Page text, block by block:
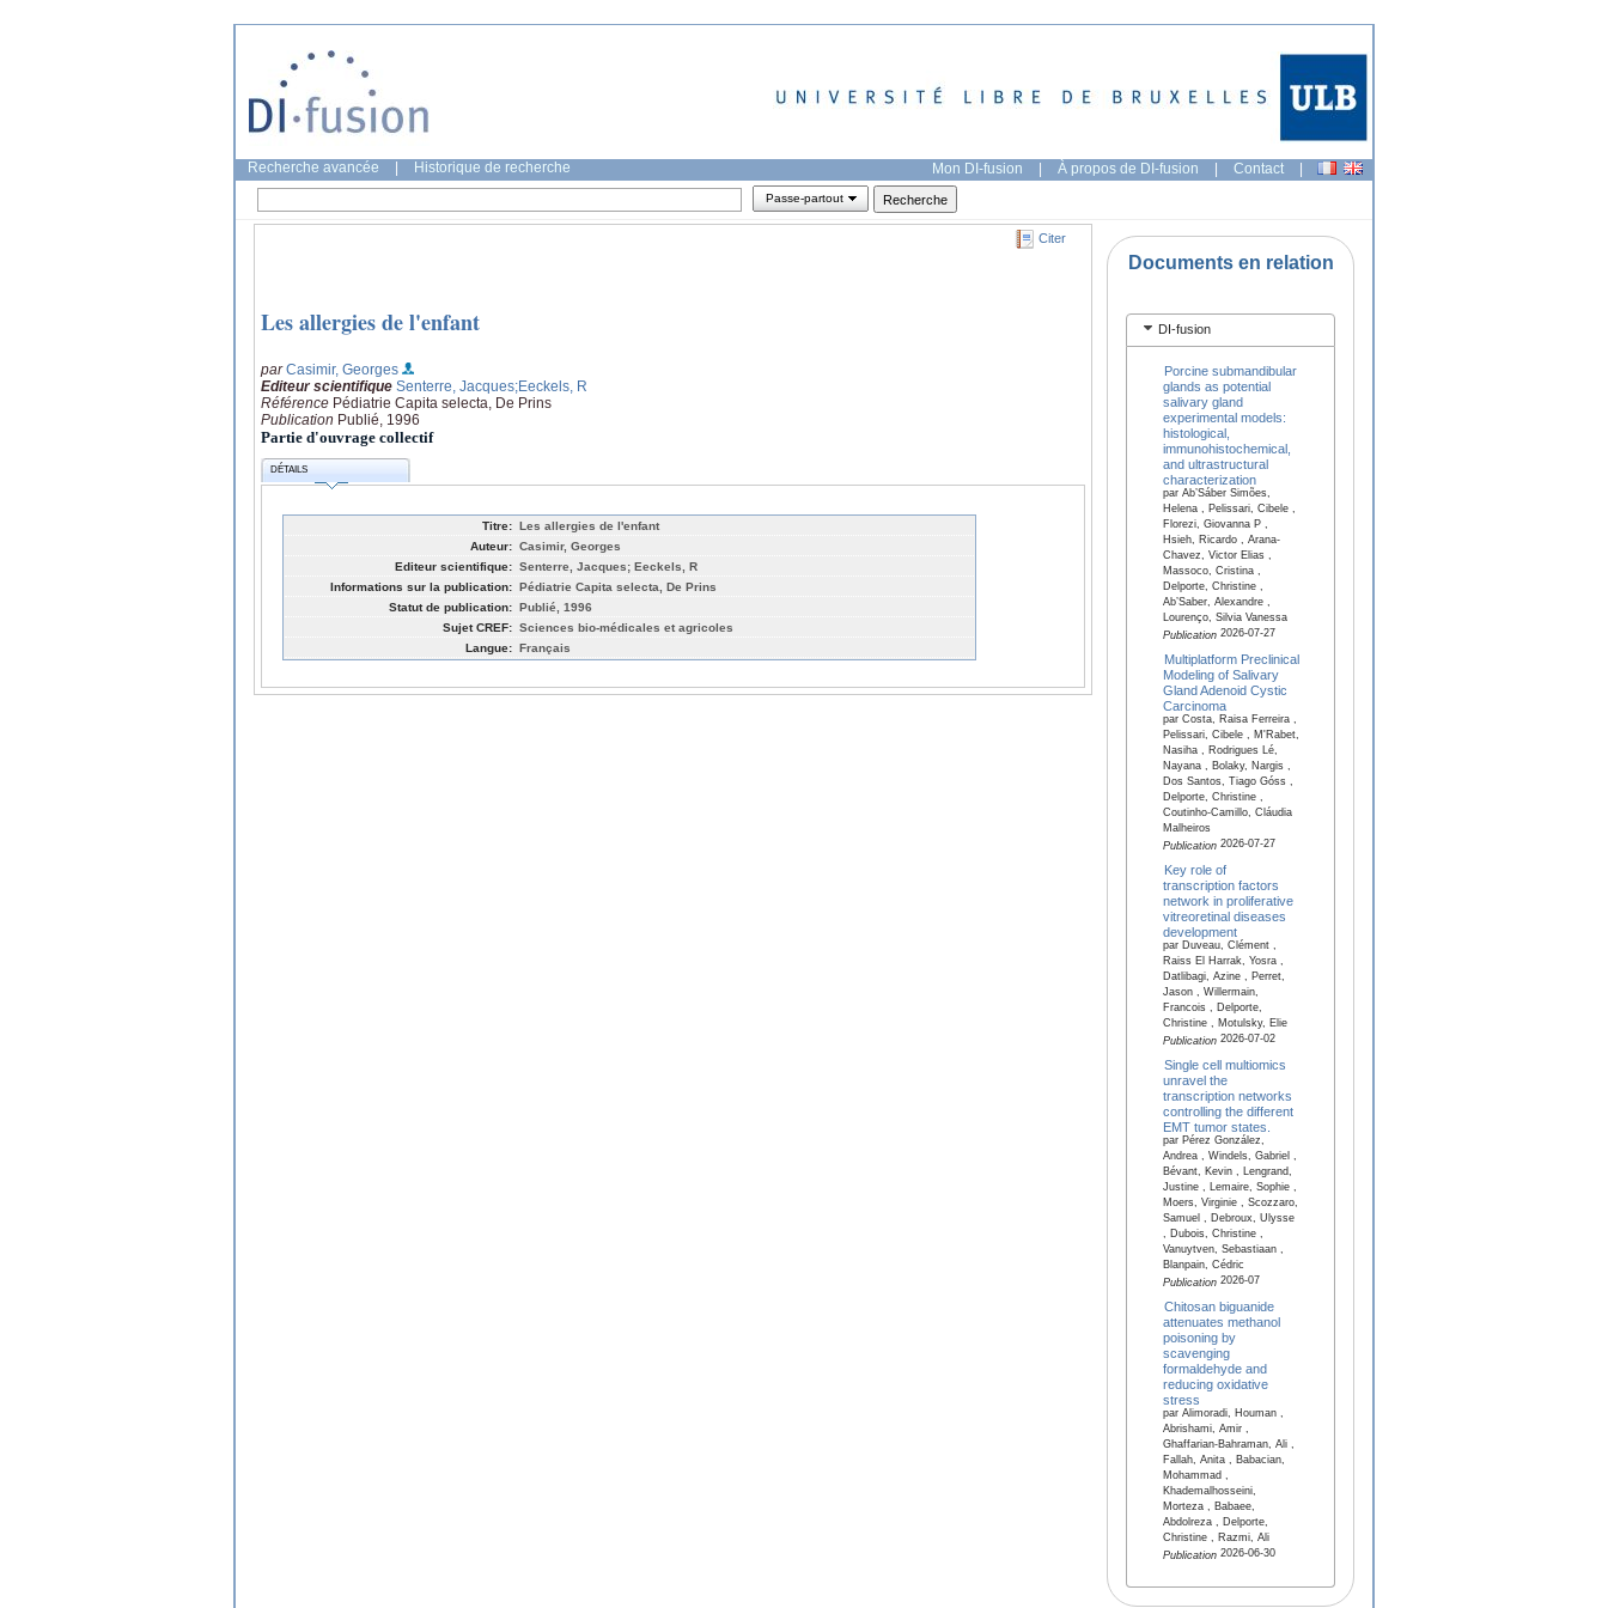
Recherche avancée Historique de recherche Mon DI-fusion | À propos de DI-fusion | Contact |
Passe-partout
Citer
Les allergies de l'enfant
parCasimir, Georges
Editeur scientifique Senterre, Jacques;Eeckels, R
Référence Pédiatrie Capita selecta, De Prins
Publication Publié, 1996
Partie d'ouvrage collectif
DÉTAILS
Titre: Les allergies de l'enfant
Auteur: Casimir, Georges
Editeur scientifique: Senterre, Jacques; Eeckels, R
Informations sur la publication: Pédiatrie Capita selecta, De Prins
Statut de publication: Publié, 1996
Sujet CREF: Sciences bio-médicales et agricoles
Langue: Français
Documents en relation
DI-fusion
Porcine submandibular
glands as potential
salivary gland
experimental models:
histological,
immunohistochemical,
and ultrastructural
characterization
par Ab’Sáber Simões,
Helena , Pelissari, Cibele ,
Florezi, Giovanna P ,
Hsieh, Ricardo , Arana-
Chavez, Victor Elias ,
Massoco, Cristina ,
Delporte, Christine ,
Ab’Saber, Alexandre ,
Lourenço, Silvia Vanessa
Publication2026-07-27
Multiplatform Preclinical
Modeling of Salivary
Gland Adenoid Cystic
Carcinoma
par Costa, Raisa Ferreira ,
Pelissari, Cibele , M'Rabet,
Nasiha , Rodrigues Lé,
Nayana , Bolaky, Nargis ,
Dos Santos, Tiago Góss ,
Delporte, Christine ,
Coutinho-Camillo, Cláudia
Malheiros
Publication2026-07-27
Key role of
transcription factors
network in proliferative
vitreoretinal diseases
development
par Duveau, Clément ,
Raiss El Harrak, Yosra ,
Datlibagi, Azine , Perret,
Jason , Willermain,
Francois , Delporte,
Christine , Motulsky, Elie
Publication2026-07-02
Single cell multiomics
unravel the
transcription networks
controlling the different
EMT tumor states.
par Pérez González,
Andrea , Windels, Gabriel ,
Bévant, Kevin , Lengrand,
Justine , Lemaire, Sophie ,
Moers, Virginie , Scozzaro,
Samuel , Debroux, Ulysse
, Dubois, Christine ,
Vanuytven, Sebastiaan ,
Blanpain, Cédric
Publication2026-07
Chitosan biguanide
attenuates methanol
poisoning by
scavenging
formaldehyde and
reducing oxidative
stress
par Alimoradi, Houman ,
Abrishami, Amir ,
Ghaffarian-Bahraman, Ali ,
Fallah, Anita , Babacian,
Mohammad ,
Khademalhosseini,
Morteza , Babaee,
Abdolreza , Delporte,
Christine , Razmi, Ali
Publication2026-06-30